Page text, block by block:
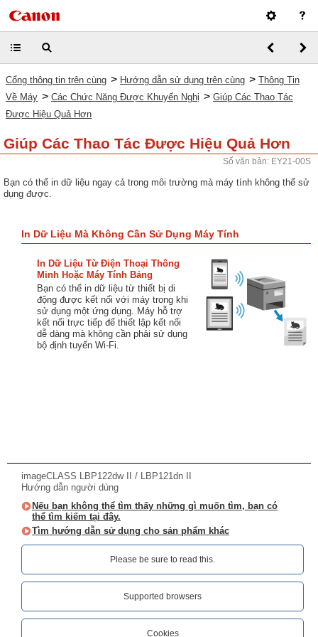
Cổng thông tin trên cùng > Hướng dẫn sử dụng trên cùng > Thông Tin
Về Máy > Các Chức Năng Được Khuyến Nghị > Giúp Các Thao Tác
Được Hiệu Quả Hơn
Giúp Các Thao Tác Được Hiệu Quả Hơn
Số văn bản: EY21-00S
Bạn có thể in dữ liệu ngay cả trong môi trường mà máy tính không thể sử
dụng được.
In Dữ Liệu Mà Không Cần Sử Dụng Máy Tính
In Dữ Liệu Từ Điện Thoại Thông
Minh Hoặc Máy Tính Bảng
Bạn có thể in dữ liệu từ thiết bị di
động được kết nối với máy trong khi
sử dụng một ứng dụng. Máy hỗ trợ
kết nối trực tiếp để thiết lập kết nối
dễ dàng mà không cần phải sử dụng
bộ định tuyến Wi-Fi.
imageCLASS LBP122dw II / LBP121dn II
Hướng dẫn người dùng
Nếu bạn không thể tìm thấy những gì muốn tìm, bạn có
thể tìm kiếm tại đây.
Tìm hướng dẫn sử dụng cho sản phẩm khác
Please be sure to read this.‎
Supported browsers
Cookies